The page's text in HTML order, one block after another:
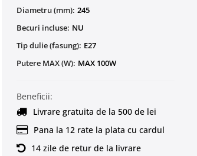
Diametru (mm): 245
Becuri incluse: NU
Tip dulie (fasung): E27
Putere MAX (W): MAX 100W
Beneficii:
Livrare gratuita de la 500 de lei
Pana la 12 rate la plata cu cardul
14 zile de retur de la livrare